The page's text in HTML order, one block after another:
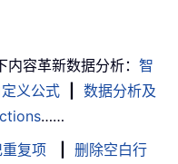
内容革新数据分析： 智
义公式
数据分析及
……
复项
删除空白行